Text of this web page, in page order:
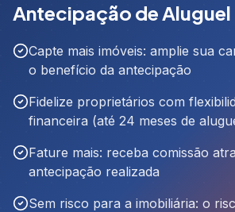
Antecipação de Aluguel
Capte mais imóveis: amplie sua
o benefício da antecipação
Fidelize proprietários com
financeira (até 24 meses de
Fature mais: receba comissão
antecipação realizada
Sem risco para a imobiliária: o